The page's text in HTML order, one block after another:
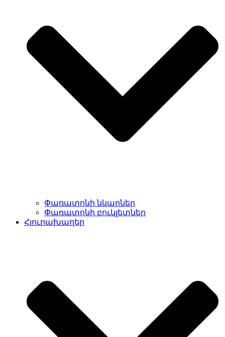
Փառատոնի նկարներ
Փառատոնի բուկլետներ
Հյուրախաղեր